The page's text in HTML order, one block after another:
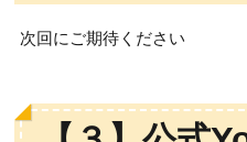
次回にご期待ください